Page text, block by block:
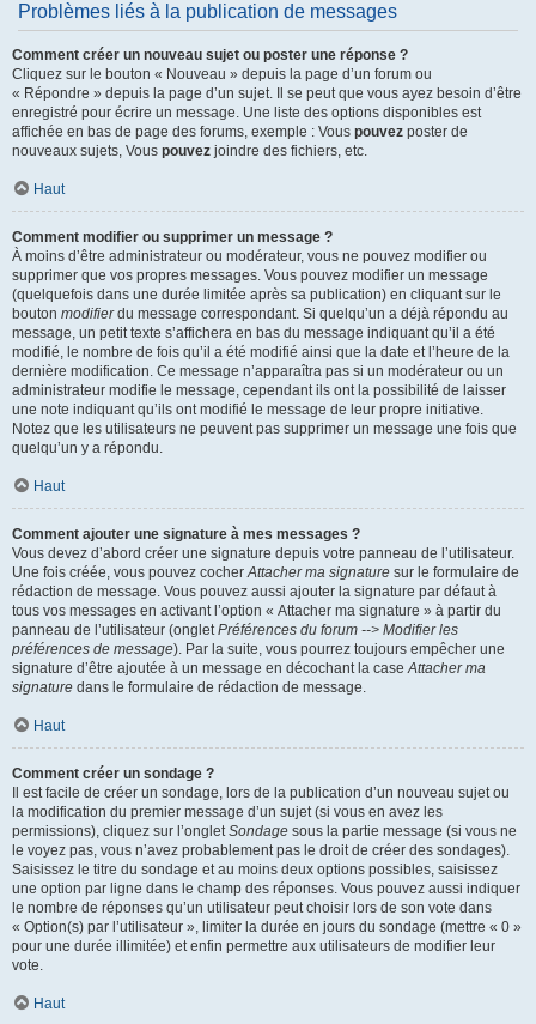
Problèmes liés à la publication de messages
Comment créer un nouveau sujet ou poster une réponse ?
Cliquez sur le bouton « Nouveau » depuis la page d’un forum ou
« Répondre » depuis la page d’un sujet. Il se peut que vous ayez besoin d’être
enregistré pour écrire un message. Une liste des options disponibles est
affichée en bas de page des forums, exemple : Vous pouvez poster de
nouveaux sujets, Vous pouvez joindre des fichiers, etc.
Haut
Comment modifier ou supprimer un message ?
À moins d’être administrateur ou modérateur, vous ne pouvez modifier ou
supprimer que vos propres messages. Vous pouvez modifier un message
(quelquefois dans une durée limitée après sa publication) en cliquant sur le
bouton modifierdu message correspondant. Si quelqu’un a déjà répondu au
message, un petit texte s’affichera en bas du message indiquant qu’il a été
modifié, le nombre de fois qu’il a été modifié ainsi que la date et l’heure de la
dernière modification. Ce message n’apparaîtra pas si un modérateur ou un
administrateur modifie le message, cependant ils ont la possibilité de laisser
une note indiquant qu’ils ont modifié le message de leur propre initiative.
Notez que les utilisateurs ne peuvent pas supprimer un message une fois que
quelqu’un y a répondu.
Haut
Comment ajouter une signature à mes messages ?
Vous devez d’abord créer une signature depuis votre panneau de l’utilisateur.
Une fois créée, vous pouvez cocherAttacher ma signature sur le formulaire de
rédaction de message. Vous pouvez aussi ajouter la signature par défaut à
tous vos messages en activant l’option « Attacher ma signature » à partir du
panneau de l’utilisateur (ongletPréférences du forum --> Modifier les
préférences de message). Par la suite, vous pourrez toujours empêcher une
signature d’être ajoutée à un message en décochant la caseAttacher ma
signature dans le formulaire de rédaction de message.
Haut
Comment créer un sondage ?
Il est facile de créer un sondage, lors de la publication d’un nouveau sujet ou
la modification du premier message d’un sujet (si vous en avez les
permissions), cliquez sur l’ongletSondage sous la partie message (si vous ne
le voyez pas, vous n’avez probablement pas le droit de créer des sondages).
Saisissez le titre du sondage et au moins deux options possibles, saisissez
une option par ligne dans le champ des réponses. Vous pouvez aussi indiquer
le nombre de réponses qu’un utilisateur peut choisir lors de son vote dans
« Option(s) par l’utilisateur », limiter la durée en jours du sondage (mettre « 0 »
pour une durée illimitée) et enfin permettre aux utilisateurs de modifier leur
vote.
Haut